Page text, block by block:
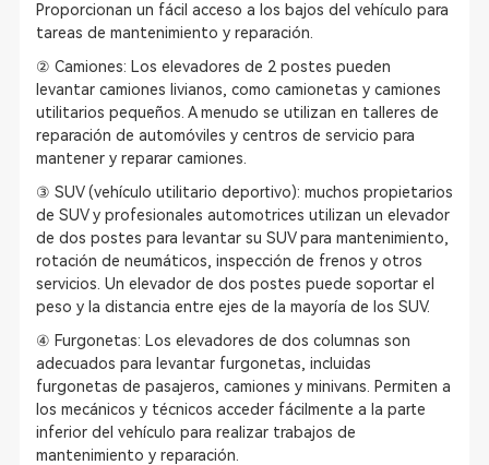
Proporcionan un fácil acceso a los bajos del vehículo para
tareas de mantenimiento y reparación.
② Camiones: Los elevadores de 2 postes pueden
levantar camiones livianos, como camionetas y camiones
utilitarios pequeños. A menudo se utilizan en talleres de
reparación de automóviles y centros de servicio para
mantener y reparar camiones.
③ SUV (vehículo utilitario deportivo): muchos propietarios
de SUV y profesionales automotrices utilizan un elevador
de dos postes para levantar su SUV para mantenimiento,
rotación de neumáticos, inspección de frenos y otros
servicios. Un elevador de dos postes puede soportar el
peso y la distancia entre ejes de la mayoría de los SUV.
④ Furgonetas: Los elevadores de dos columnas son
adecuados para levantar furgonetas, incluidas
furgonetas de pasajeros, camiones y minivans. Permiten a
los mecánicos y técnicos acceder fácilmente a la parte
inferior del vehículo para realizar trabajos de
mantenimiento y reparación.